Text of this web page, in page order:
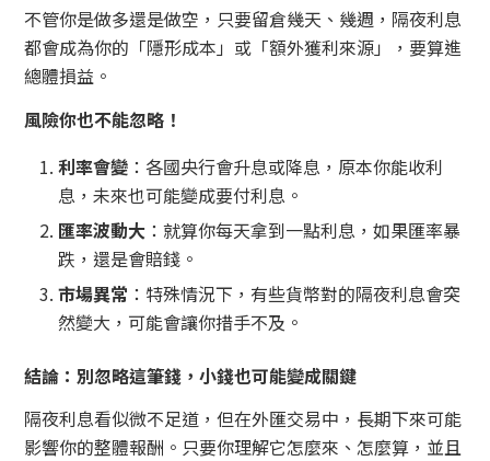
不管你是做多還是做空，只要留倉幾天、幾週，隔夜利息
都會成為你的「隱形成本」或「額外獲利來源」，要算進
總體損益。
風險你也不能忽略！
利率會變 ：各國央行會升息或降息，原本你能收利
息，未來也可能變成要付利息。
匯率波動大 ：就算你每天拿到一點利息，如果匯率暴
跌，還是會賠錢。
市場異常 ：特殊情況下，有些貨幣對的隔夜利息會突
然變大，可能會讓你措手不及。
結論：別忽略這筆錢，小錢也可能變成關鍵
隔夜利息看似微不足道，但在外匯交易中，長期下來可能
影響你的整體報酬。只要你理解它怎麼來、怎麼算，並且